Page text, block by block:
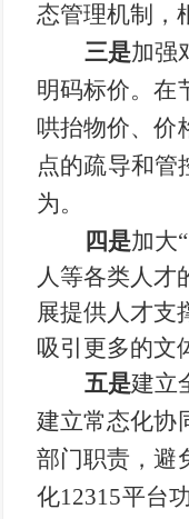
态管理机制，
三是加强
明码标价。在
哄抬物价、价
点的疏导和管
为。
四是加大
人等各类人才
展提供人才支
吸引更多的文
五是建立
建立常态化协
部门职责，避
化12315平台